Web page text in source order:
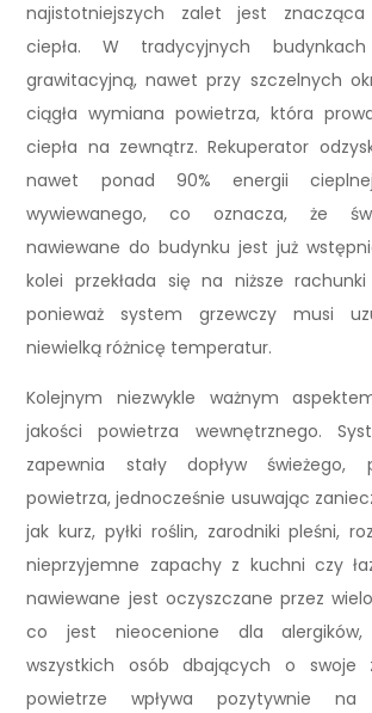
najistotniejszych zalet jest
ciepła. W tradycyjnych
grawitacyjną, nawet przy szczelnych
ciągła wymiana powietrza, która
ciepła na zewnątrz. Rekuperator
nawet ponad 90% energii
wywiewanego, co oznacza, że
nawiewane do budynku jest już
kolei przekłada się na niższe
ponieważ system grzewczy musi
niewielką różnicę temperatur.
Kolejnym niezwykle ważnym
jakości powietrza wewnętrznego.
zapewnia stały dopływ świeżego,
powietrza, jednocześnie usuwając
jak kurz, pyłki roślin, zarodniki pleśni,
nieprzyjemne zapachy z kuchni czy
nawiewane jest oczyszczane przez
co jest nieocenione dla
wszystkich osób dbających o swoje
powietrze wpływa pozytywnie na